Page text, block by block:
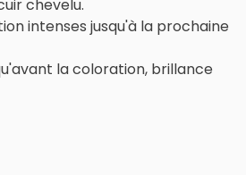
chevelu.
intenses jusqu'à la prochaine
la coloration, brillance